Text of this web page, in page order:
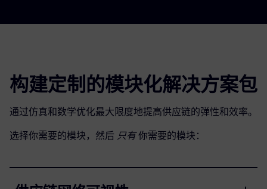
构建定制的模块化解决方案包
通过仿真和数学优化最大限度地提高供应链的弹性和效率。
选择你需要的模块，然后 只有你需要的模块：